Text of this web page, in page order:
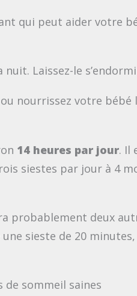
qui peut aider votre
Laissez-le
nourrissez votre
14 heures par jour. Il
siestes par jour à 4
probablement deux
sieste de 20
de sommeil saines